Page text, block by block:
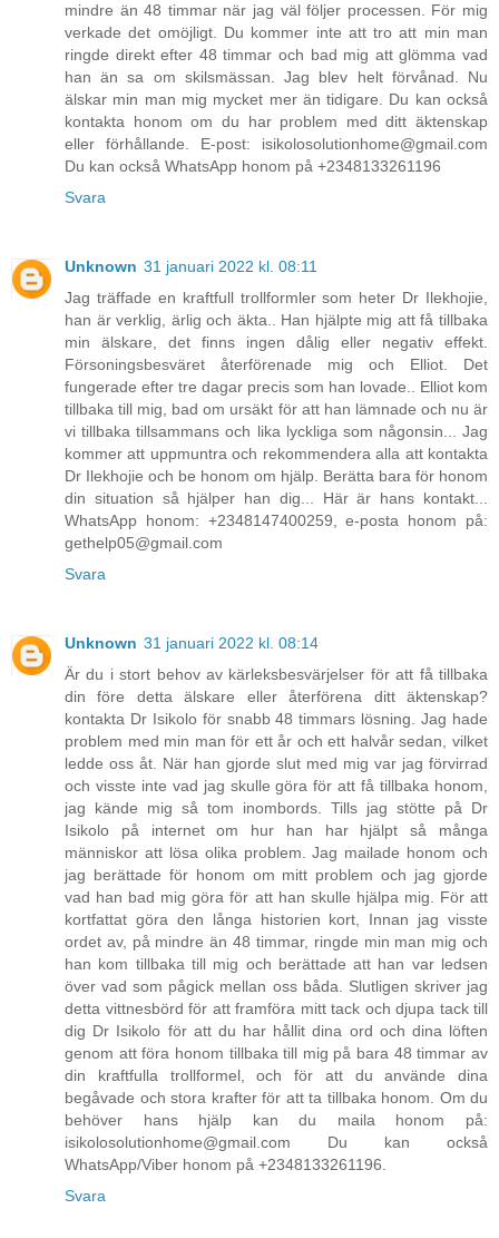
mindre än 48 timmar när jag väl följer processen. För mig
verkade det omöjligt. Du kommer inte att tro att min man
ringde direkt efter 48 timmar och bad mig att glömma vad
han än sa om skilsmässan. Jag blev helt förvånad. Nu
älskar min man mig mycket mer än tidigare. Du kan också
kontakta honom om du har problem med ditt äktenskap
eller förhållande. E-post: isikolosolutionhome@gmail.com
Du kan också WhatsApp honom på +2348133261196
Svara
Unknown 31 januari 2022 kl. 08:11
Jag träffade en kraftfull trollformler som heter Dr Ilekhojie,
han är verklig, ärlig och äkta.. Han hjälpte mig att få tillbaka
min älskare, det finns ingen dålig eller negativ effekt.
Försoningsbesväret återförenade mig och Elliot. Det
fungerade efter tre dagar precis som han lovade.. Elliot kom
tillbaka till mig, bad om ursäkt för att han lämnade och nu är
vi tillbaka tillsammans och lika lyckliga som någonsin... Jag
kommer att uppmuntra och rekommendera alla att kontakta
Dr Ilekhojie och be honom om hjälp. Berätta bara för honom
din situation så hjälper han dig... Här är hans kontakt...
WhatsApp honom: +2348147400259, e-posta honom på:
gethelp05@gmail.com
Svara
Unknown 31 januari 2022 kl. 08:14
Är du i stort behov av kärleksbesvärjelser för att få tillbaka
din före detta älskare eller återförena ditt äktenskap?
kontakta Dr Isikolo för snabb 48 timmars lösning. Jag hade
problem med min man för ett år och ett halvår sedan, vilket
ledde oss åt. När han gjorde slut med mig var jag förvirrad
och visste inte vad jag skulle göra för att få tillbaka honom,
jag kände mig så tom inombords. Tills jag stötte på Dr
Isikolo på internet om hur han har hjälpt så många
människor att lösa olika problem. Jag mailade honom och
jag berättade för honom om mitt problem och jag gjorde
vad han bad mig göra för att han skulle hjälpa mig. För att
kortfattat göra den långa historien kort, Innan jag visste
ordet av, på mindre än 48 timmar, ringde min man mig och
han kom tillbaka till mig och berättade att han var ledsen
över vad som pågick mellan oss båda. Slutligen skriver jag
detta vittnesbörd för att framföra mitt tack och djupa tack till
dig Dr Isikolo för att du har hållit dina ord och dina löften
genom att föra honom tillbaka till mig på bara 48 timmar av
din kraftfulla trollformel, och för att du använde dina
begåvade och stora krafter för att ta tillbaka honom. Om du
behöver hans hjälp kan du maila honom på:
isikolosolutionhome@gmail.com Du kan också
WhatsApp/Viber honom på +2348133261196.
Svara